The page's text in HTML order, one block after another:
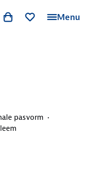
Menu
pasvorm